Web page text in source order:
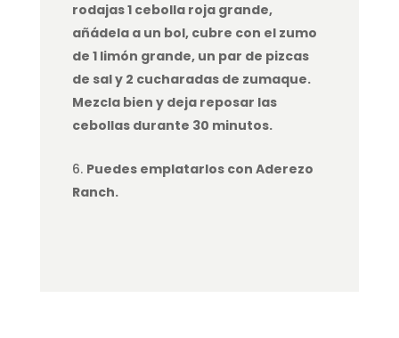
rodajas 1 cebolla roja grande,
añádela a un bol, cubre con el zumo
de 1 limón grande, un par de pizcas
de sal y 2 cucharadas de zumaque.
Mezcla bien y deja reposar las
cebollas durante 30 minutos.
Puedes emplatarlos con Aderezo
Ranch.